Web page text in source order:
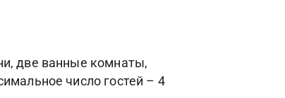
две ванные комнаты,
число гостей – 4